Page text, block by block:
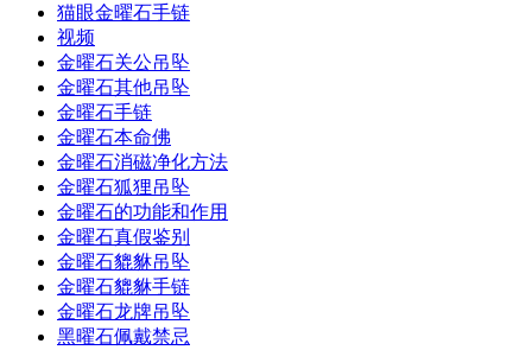
猫眼金曜石手链
视频
金曜石关公吊坠
金曜石其他吊坠
金曜石手链
金曜石本命佛
金曜石消磁净化方法
金曜石狐狸吊坠
金曜石的功能和作用
金曜石真假鉴别
金曜石貔貅吊坠
金曜石貔貅手链
金曜石龙牌吊坠
黑曜石佩戴禁忌